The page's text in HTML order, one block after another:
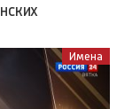
Имена